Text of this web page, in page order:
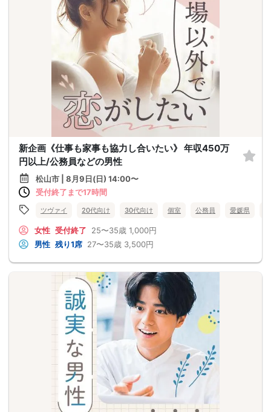
新企画《仕事も家事も協力し合いたい》 年収450万
円以上/公務員などの男性
松山市 | 8月9日(日) 14:00〜
受付終了まで17時間
ツヴァイ 20代向け 30代向け 個室 公務員 愛媛県
女性 受付終了 25〜35歳 1,000円
男性 残り1席 27〜35歳 3,500円